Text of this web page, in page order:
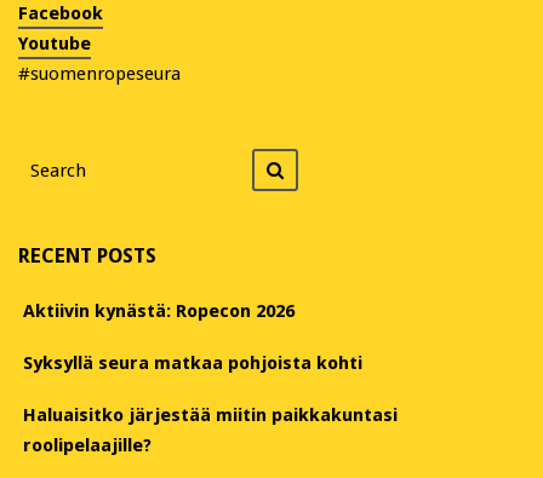
Facebook
Youtube
#suomenropeseura
for
RECENT POSTS
Aktiivin kynästä: Ropecon 2026
Syksyllä seura matkaa pohjoista kohti
Haluaisitko järjestää miitin paikkakuntasi
roolipelaajille?